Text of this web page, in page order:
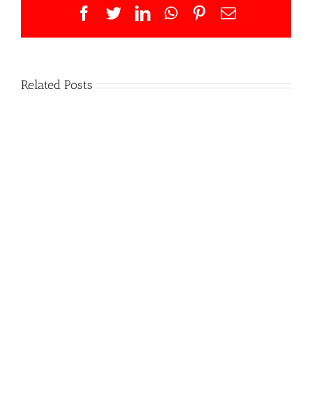
Facebook
TwitterLinkedInWhatsApp
Pinterest
Email
Related Posts